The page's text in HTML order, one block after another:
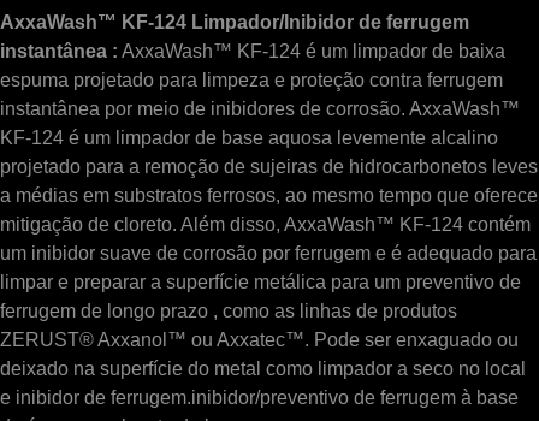
AxxaWash™ KF-124 Limpador/Inibidor de ferrugem
instantânea : AxxaWash™ KF-124 é um limpador de baixa
espuma projetado para limpeza e proteção contra ferrugem
instantânea por meio de inibidores de corrosão. AxxaWash™
KF-124 é um limpador de base aquosa levemente alcalino
projetado para a remoção de sujeiras de hidrocarbonetos leves
a médias em substratos ferrosos, ao mesmo tempo que oferece
mitigação de cloreto. Além disso, AxxaWash™ KF-124 contém
um inibidor suave de corrosão por ferrugem e é adequado para
limpar e preparar a superfície metálica para um preventivo de
ferrugem de longo prazo , como as linhas de produtos
ZERUST® Axxanol™ ou Axxatec™. Pode ser enxaguado ou
deixado na superfície do metal como limpador a seco no local
e inibidor de ferrugem.inibidor/preventivo de ferrugem à base